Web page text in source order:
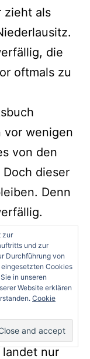
zieht als
die
oftmals zu
vor wenigen
von den
dieser
Denn
Das ist auf
Das
Worts
Dadurch
nur
zur
und zur
Durchführung von
Cookies
in unseren
Website erklären
Cookie